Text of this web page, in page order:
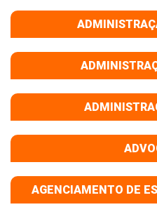
AGENCIAMENTO DE